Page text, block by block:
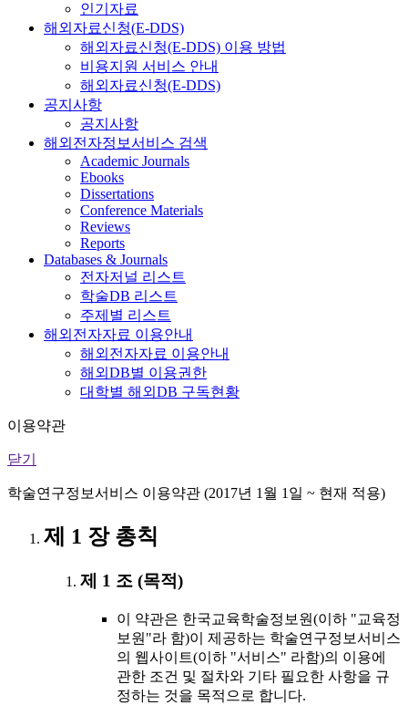
인기자료
해외자료신청(E-DDS)
해외자료신청(E-DDS) 이용 방법
비용지원 서비스 안내
해외자료신청(E-DDS)
공지사항
공지사항
해외전자정보서비스 검색
Academic Journals
Ebooks
Dissertations
Conference Materials
Reviews
Reports
Databases & Journals
전자저널 리스트
학술DB 리스트
주제별 리스트
해외전자자료 이용안내
해외전자자료 이용안내
해외DB별 이용권한
대학별 해외DB 구독현황
이용약관
닫기
학술연구정보서비스 이용약관 (2017년 1월 1일 ~ 현재 적용)
제 1 장 총칙
제 1 조 (목적)
이 약관은 한국교육학술정보원(이하 "교육정
보원"라 함)이 제공하는 학술연구정보서비스
의 웹사이트(이하 "서비스" 라함)의 이용에
관한 조건 및 절차와 기타 필요한 사항을 규
정하는 것을 목적으로 합니다.